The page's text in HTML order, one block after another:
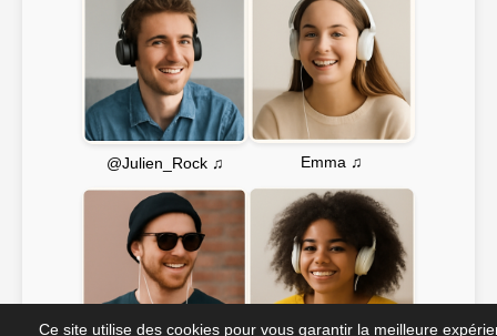
@Julien_Rock ♫ Emma ♫
Ce site utilise des cookies pour vous garantir la meilleure